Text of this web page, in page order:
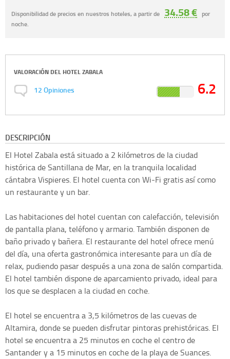
Disponibilidad de precios en nuestros hoteles, a partir de 34.58 € por
noche.
VALORACIÓN DEL HOTEL ZABALA
12Opiniones 6.2
DESCRIPCIÓN
El Hotel Zabala está situado a 2 kilómetros de la ciudad
histórica de Santillana de Mar, en la tranquila localidad
cántabra Vispieres. El hotel cuenta con Wi-Fi gratis así como
un restaurante y un bar.
Las habitaciones del hotel cuentan con calefacción, televisión
de pantalla plana, teléfono y armario. También disponen de
baño privado y bañera. El restaurante del hotel ofrece menú
del día, una oferta gastronómica interesante para un día de
relax, pudiendo pasar después a una zona de salón compartida.
El hotel también dispone de aparcamiento privado, ideal para
los que se desplacen a la ciudad en coche.
El hotel se encuentra a 3,5 kilómetros de las cuevas de
Altamira, donde se pueden disfrutar pintoras prehistóricas. El
hotel se encuentra a 25 minutos en coche el centro de
Santander y a 15 minutos en coche de la playa de Suances.